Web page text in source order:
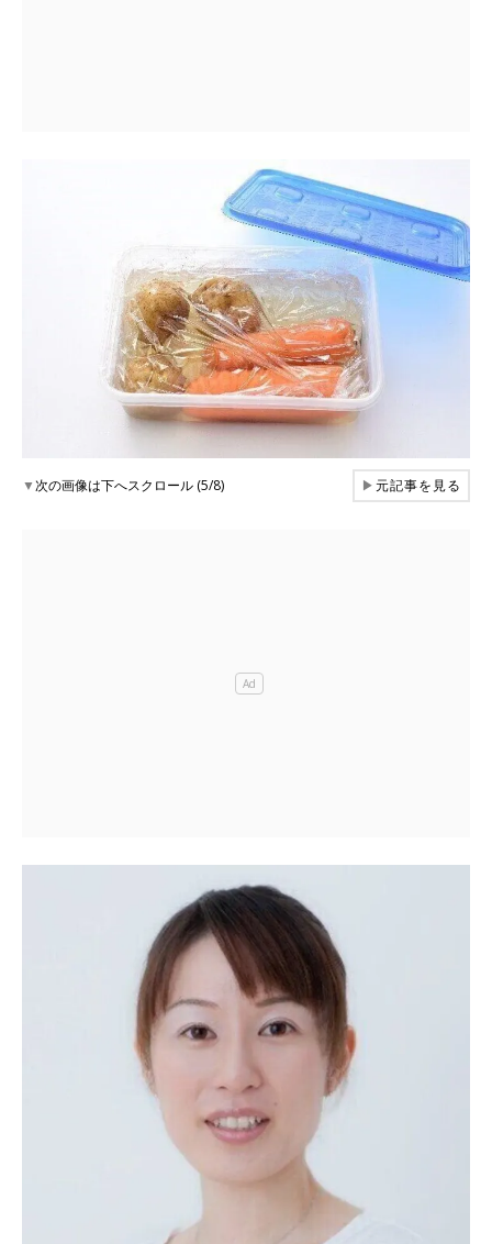
▼次の画像は下へスクロール (5/8) ▶元記事を見る